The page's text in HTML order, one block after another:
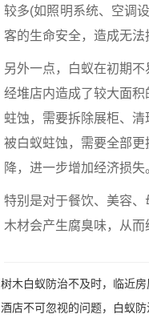
较多(如照明系统、空调
客的生命安全，造成无法
另外一点，白蚁在初期
经堆店内造成了较大面
蛀蚀，需要拆除展柜、
被白蚁蛀蚀，需要全部
降，进一步增加经济损失
特别是对于餐饮、美容、
木材会产生腐臭味，从而
树木白蚁防治不及时，临近房
酒店不可忽视的问题，白蚁防